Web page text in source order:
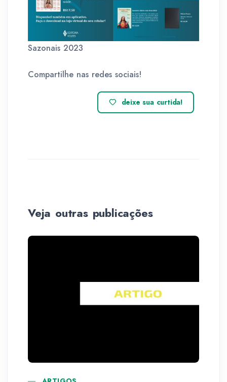
Sazonais 2023
Compartilhe nas redes sociais!
deixe sua curtida!
Veja outras publicações